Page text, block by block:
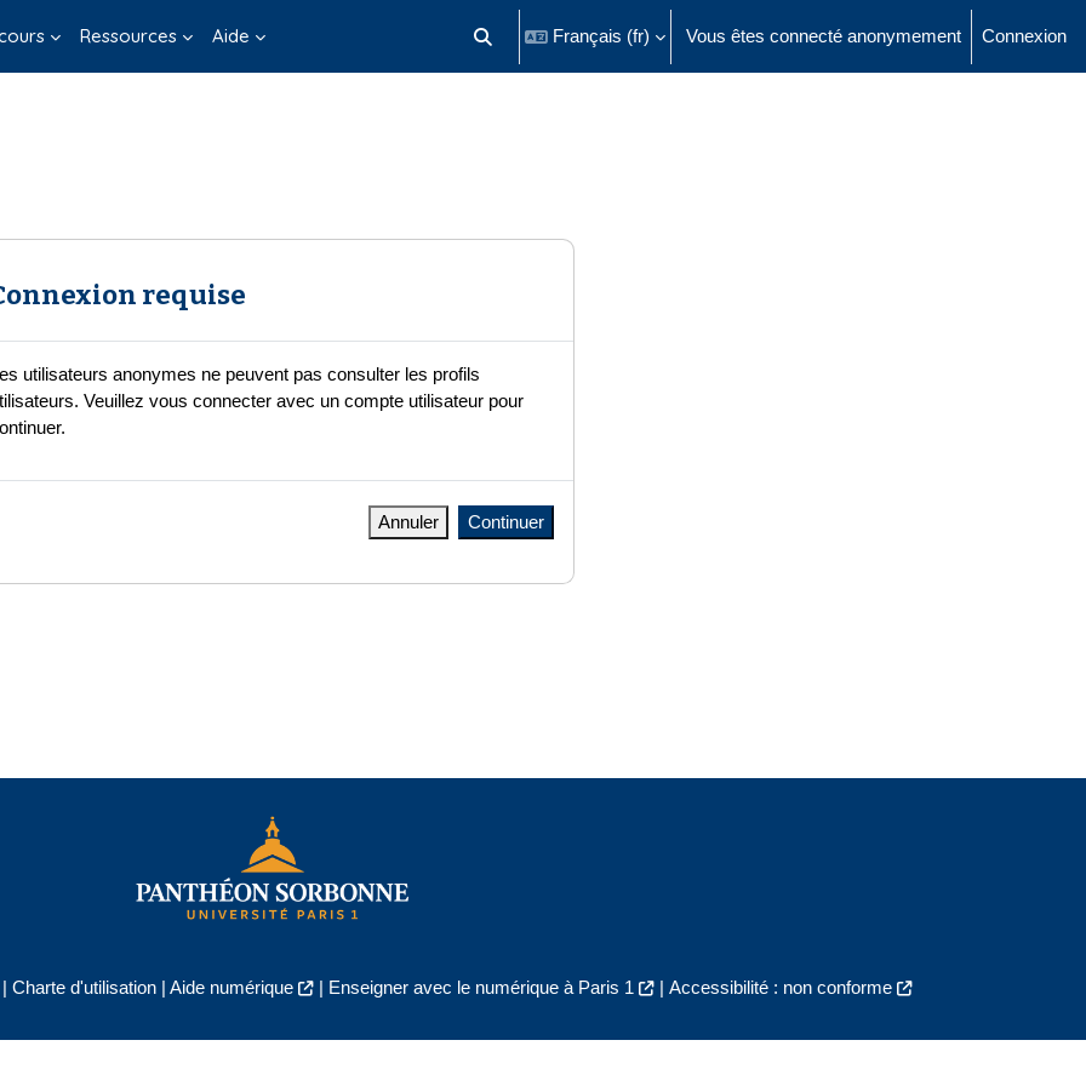
Ressources Aide Activer/désactiver la saisie de recherche
Français ‎(fr)‎ Vous êtes connecté anonymement Connexion
requise
utilisateurs anonymes ne peuvent pas consulter les profils
Veuillez vous connecter avec un compte utilisateur pour
Annuler Continuer
Charte d'utilisation| Aide numérique | Enseigner avec le numérique à Paris 1 | Accessibilité : non conforme